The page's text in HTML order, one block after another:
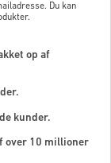
Du kan
op af
kunder.
over 10 millioner